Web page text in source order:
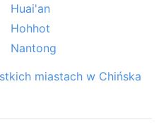
Huai'an
Hohhot
Nantong
miastach w Chińska